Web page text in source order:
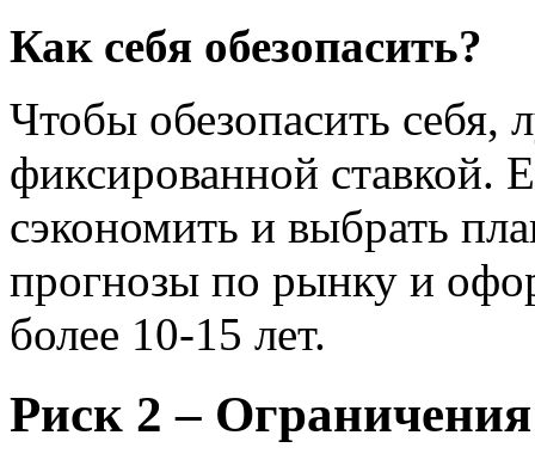
Как себя обезопасить?
Чтобы обезопасить себя,
фиксированной ставкой.
сэкономить и выбрать
прогнозы по рынку и
более 10-15 лет.
Риск 2 –